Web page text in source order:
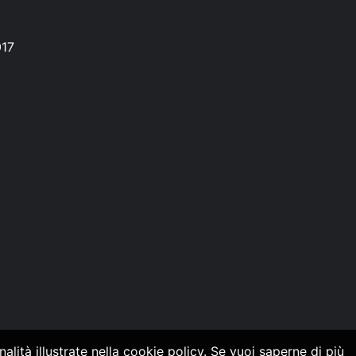
illustrate nella cookie policy. Se vuoi saperne di più